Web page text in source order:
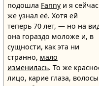
подошла Fannyи я сейчас
же узнал её. Хотя ей
теперь 70 лет, — но на
она гораздо моложе и, в
сущности, как эта ни
странно, мало
изменилась. То же
лицо, карие глаза, волосы